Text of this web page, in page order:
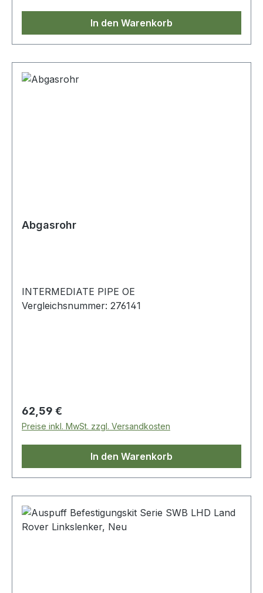
In den Warenkorb
Abgasrohr
INTERMEDIATE PIPE OE
Vergleichsnummer: 276141
Regulärer Preis:
62,59 €
Preise inkl. MwSt. zzgl. Versandkosten
In den Warenkorb